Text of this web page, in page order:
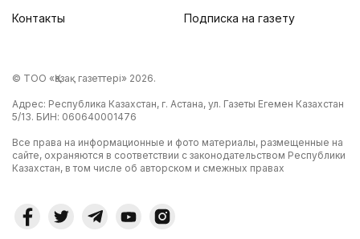
Контакты
Подписка на газету
© ТОО «Қазақ газеттері» 2026.
Адрес: Республика Казахстан, г. Астана, ул. Газеты Егемен Казахстан
5/13. БИН: 060640001476
Все права на информационные и фото материалы, размещенные на
сайте, охраняются в соответствии с законодательством Республики
Казахстан, в том числе об авторском и смежных правах